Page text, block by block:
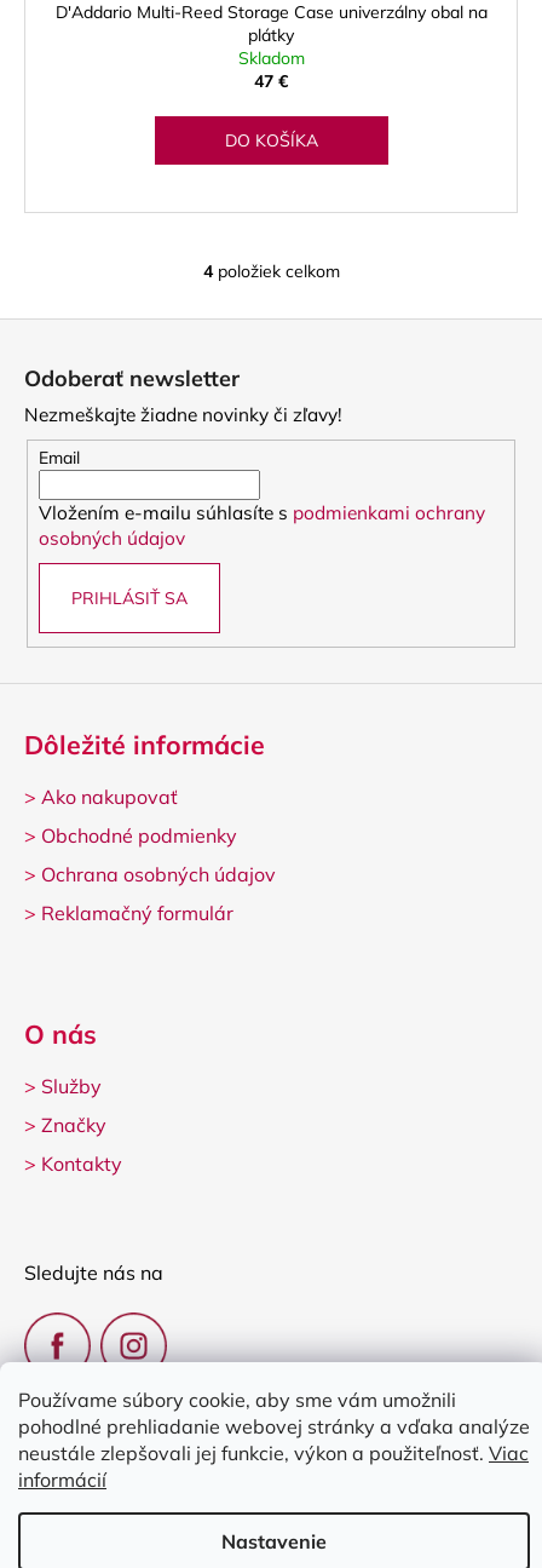
Používame súbory cookie, aby sme vám umožnili
pohodlné prehliadanie webovej stránky a vďaka analýze
neustále zlepšovali jej funkcie, výkon a použiteľnosť. Viac
informácií
Nastavenie
D'Addario Multi-Reed Storage Case univerzálny obal na
plátky
Skladom
47 €
DO KOŠÍKA
O
a
c
p
v
ý
4položiek celkom
Odoberať newsletter
Nezmeškajte žiadne novinky či zľavy!
Email
Vložením e-mailu súhlasíte s podmienkami ochrany
osobných údajov
PRIHLÁSIŤ SA
Dôležité informácie
> Ako nakupovať
> Obchodné podmienky
> Ochrana osobných údajov
> Reklamačný formulár
O nás
> Služby
> Značky
> Kontakty
Sledujte nás na
Copyright 2026Clarina Music. Všetky práva vyhradené.Upraviť
nastavenie cookies